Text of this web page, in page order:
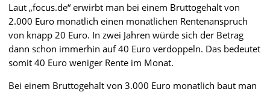
Laut „focus.de“ erwirbt man bei einem Bruttogehalt von
2.000 Euro monatlich einen monatlichen Rentenanspruch
von knapp 20 Euro. In zwei Jahren würde sich der Betrag
dann schon immerhin auf 40 Euro verdoppeln. Das bedeutet
somit 40 Euro weniger Rente im Monat.
Bei einem Bruttogehalt von 3.000 Euro monatlich baut man